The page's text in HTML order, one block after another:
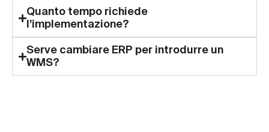
Quanto tempo richiede
l’implementazione?
Serve cambiare ERP per introdurre un
WMS?